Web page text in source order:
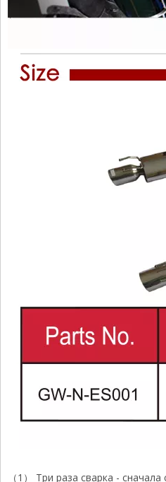
（1） Три раза сварка -